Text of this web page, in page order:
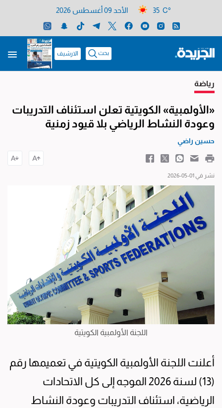
35 C° الأحد 09 أغسطس 2026
بحث الارشيف
رياضة
«الأولمبية» الكويتية تعلن استئناف التدريبات
وعودة النشاط الرياضي بلا قيود زمنية
حسين راضي
نشر في 01-05-2026
اللجنة الأولمبية الكويتية
أعلنت اللجنة الأولمبية الكويتية في تعميمها رقم
(13) لسنة 2026 الموجه إلى كل الاتحادات
الرياضية، استئناف التدريبات وعودة النشاط